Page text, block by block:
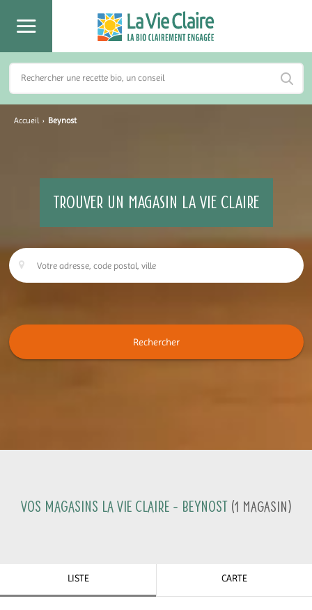
Accueil › Beynost
TROUVER UN MAGASIN LA VIE CLAIRE
Rechercher
Vos magasins La Vie Claire - Beynost (1 Magasin)
LISTE CARTE